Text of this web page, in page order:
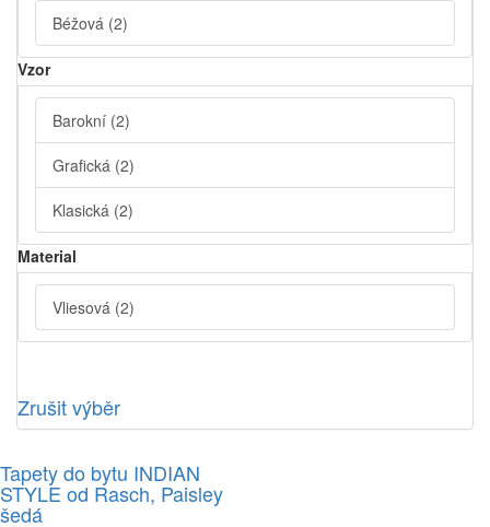
Béžová (2)
Vzor
Barokní (2)
Grafická (2)
Klasická (2)
Material
Vliesová (2)
Zrušit výběr
Tapety do bytu INDIAN
STYLE od Rasch, Paisley
šedá